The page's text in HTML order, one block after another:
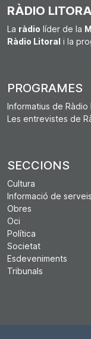
RÀDIO
La ràdio líder de la
Ràdio Litoral i la
PROGRAMES
Informatius de Ràdio
Les entrevistes de
SECCIONS
Cultura
Informació de serveis
Obres
Oci
Política
Societat
Esdeveniments
Tribunals